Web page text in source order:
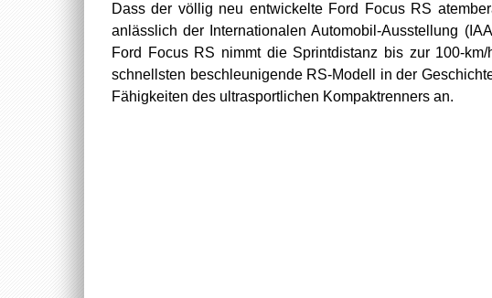
Dass der völlig neu entwickelte Ford Focus RS
anlässlich der Internationalen Automobil-Ausstellung
Ford Focus RS nimmt die Sprintdistanz bis zur 100-
schnellsten beschleunigende RS-Modell in der
Fähigkeiten des ultrasportlichen Kompaktrenners an.